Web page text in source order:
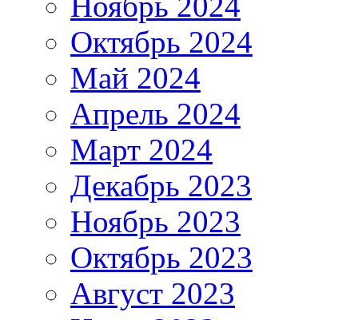
Октябрь 2024
Май 2024
Апрель 2024
Март 2024
Декабрь 2023
Ноябрь 2023
Октябрь 2023
Август 2023